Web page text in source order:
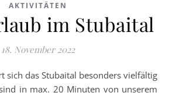
AKTIVITÄTEN
im Stubaital
18. November 2022
in max. 20 Minuten von unserem